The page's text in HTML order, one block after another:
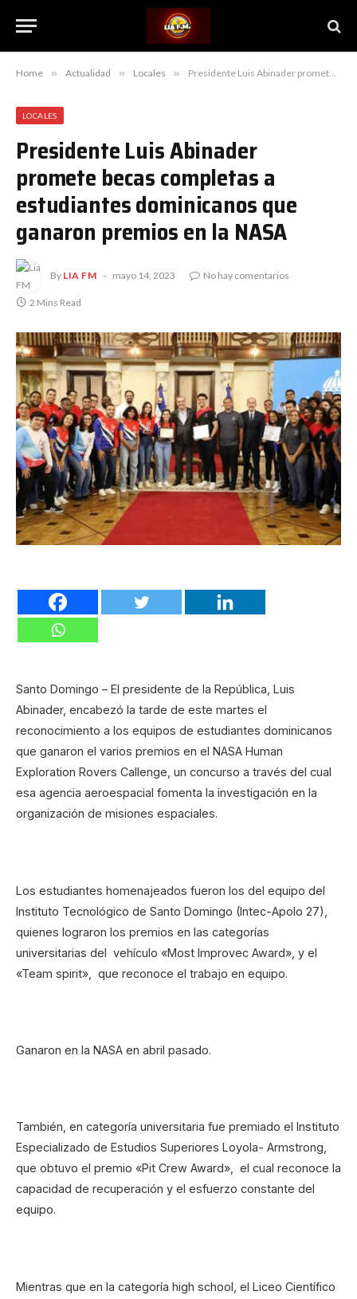
Home » Actualidad » Locales » Presidente Luis Abinader promete becas completas a estudiantes dominicanos que ganaron premios en la NASA
LOCALES
Presidente Luis Abinader
promete becas completas a
estudiantes dominicanos que
ganaron premios en la NASA
By LIA FM mayo 14, 2023 No hay comentarios
2 Mins Read
Santo Domingo – El presidente de la República, Luis
Abinader, encabezó la tarde de este martes el
reconocimiento a los equipos de estudiantes dominicanos
que ganaron el varios premios en el NASA Human
Exploration Rovers Callenge, un concurso a través del cual
esa agencia aeroespacial fomenta la investigación en la
organización de misiones espaciales.
Los estudiantes homenajeados fueron los del equipo del
Instituto Tecnológico de Santo Domingo (Intec-Apolo 27),
quienes lograron los premios en las categorías
universitarias del vehículo «Most Improvec Award», y el
«Team spirit», que reconoce el trabajo en equipo.
Ganaron en la NASA en abril pasado.
También, en categoría universitaria fue premiado el Instituto
Especializado de Estudios Superiores Loyola- Armstrong,
que obtuvo el premio «Pit Crew Award», el cual reconoce la
capacidad de recuperación y el esfuerzo constante del
equipo.
Mientras que en la categoría high school, el Liceo Científico